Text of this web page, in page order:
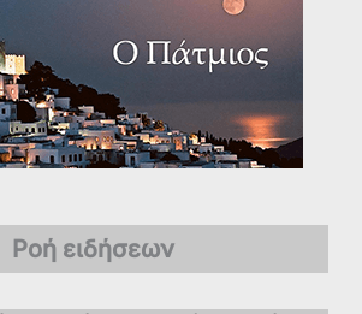
Ροή ειδήσεων